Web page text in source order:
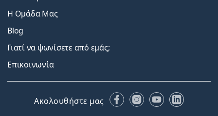
Η Ομάδα Μας
Blog
Γιατί να ψωνίσετε από εμάς;
Επικοινωνία
Ακολουθήστε μας FacebookInstagram
YouTubeLinkedIn